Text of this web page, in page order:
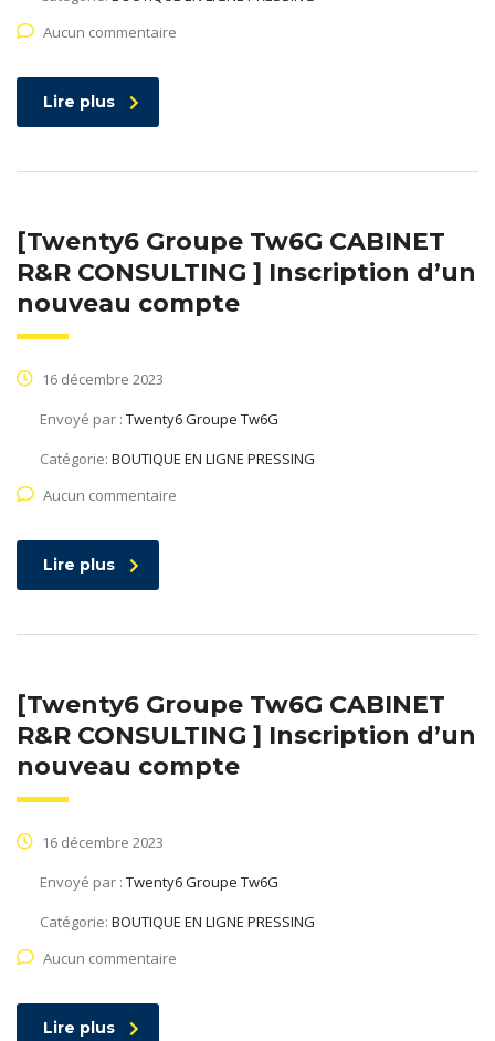
Aucun commentaire
Lire plus
[Twenty6 Groupe Tw6G CABINET
R&R CONSULTING ] Inscription d’un
nouveau compte
16 décembre 2023
Envoyé par : Twenty6 Groupe Tw6G
Catégorie: BOUTIQUE EN LIGNE PRESSING
Aucun commentaire
Lire plus
[Twenty6 Groupe Tw6G CABINET
R&R CONSULTING ] Inscription d’un
nouveau compte
16 décembre 2023
Envoyé par : Twenty6 Groupe Tw6G
Catégorie: BOUTIQUE EN LIGNE PRESSING
Aucun commentaire
Lire plus